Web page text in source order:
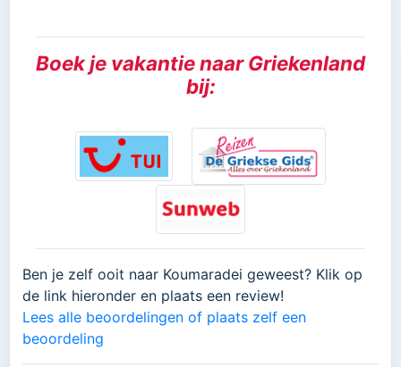
Boek je vakantie naar Griekenland
bij:
Ben je zelf ooit naar Koumaradei geweest? Klik op
de link hieronder en plaats een review!
Lees alle beoordelingen of plaats zelf een
beoordeling